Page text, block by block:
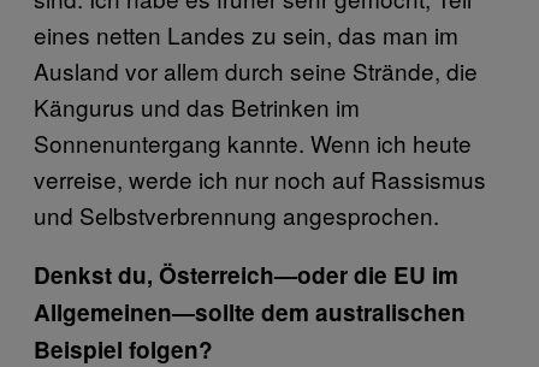
eines netten Landes zu sein, das man im
Ausland vor allem durch seine Strände, die
Kängurus und das Betrinken im
Sonnenuntergang kannte. Wenn ich heute
verreise, werde ich nur noch auf Rassismus
und Selbstverbrennung angesprochen.
Denkst du, Österreich—oder die EU im
Allgemeinen—sollte dem australischen
Beispiel folgen?